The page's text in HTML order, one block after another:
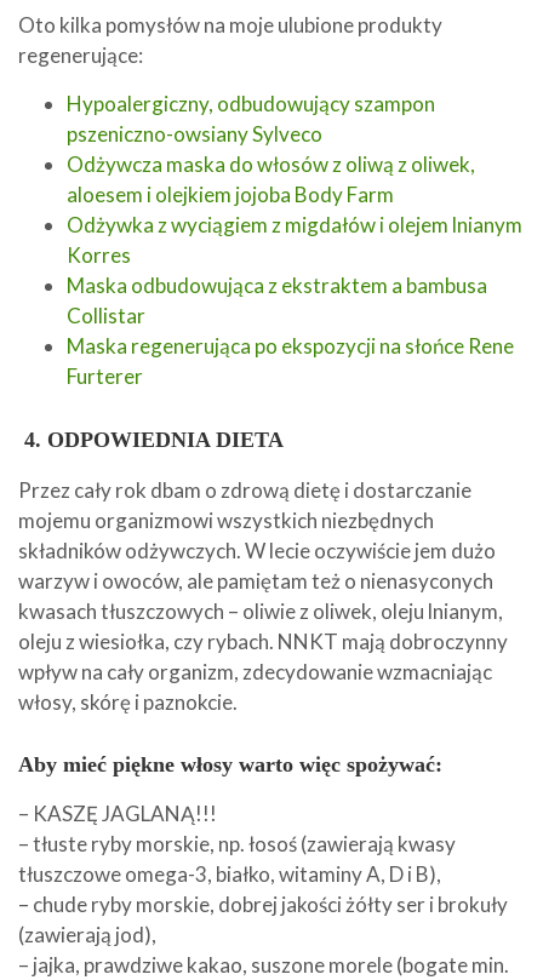
Oto kilka pomysłów na moje ulubione produkty
regenerujące:
Hypoalergiczny, odbudowujący szampon
pszeniczno-owsiany Sylveco
Odżywcza maska do włosów z oliwą z oliwek,
aloesem i olejkiem jojoba Body Farm
Odżywka z wyciągiem z migdałów i olejem lnianym
Korres
Maska odbudowująca z ekstraktem a bambusa
Collistar
Maska regenerująca po ekspozycji na słońce Rene
Furterer
4. ODPOWIEDNIA DIETA
Przez cały rok dbam o zdrową dietę i dostarczanie
mojemu organizmowi wszystkich niezbędnych
składników odżywczych. W lecie oczywiście jem dużo
warzyw i owoców, ale pamiętam też o nienasyconych
kwasach tłuszczowych – oliwie z oliwek, oleju lnianym,
oleju z wiesiołka, czy rybach. NNKT mają dobroczynny
wpływ na cały organizm, zdecydowanie wzmacniając
włosy, skórę i paznokcie.
Aby mieć piękne włosy warto więc spożywać:
– KASZĘ JAGLANĄ!!!
– tłuste ryby morskie, np. łosoś (zawierają kwasy
tłuszczowe omega-3, białko, witaminy A, D i B),
– chude ryby morskie, dobrej jakości żółty ser i brokuły
(zawierają jod),
– jajka, prawdziwe kakao, suszone morele (bogate min.